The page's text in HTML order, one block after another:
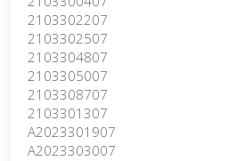
2103302207
2103302507
2103304807
2103305007
2103308707
2103301307
A2023301907
A2023303007